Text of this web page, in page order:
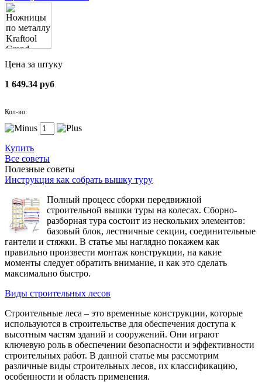
Цена за штуку
1 649.34 руб
Кол-во:
Купить
Все советы
Полезные советы
Инструкция как собрать вышку туру
Полный процесс сборки передвижной
строительной вышки туры на колесах. Сборно-
разборная тура состоит из нескольких элементов:
базовый блок, лестничные секции, соединительные
гантели и стяжки. В статье мы наглядно покажем как
правильно произвести монтаж конструкции, на какие
моменты следует обратить внимание, и как это сделать
максимально быстро.
Виды строительных лесов
Строительные леса – это временные конструкции, которые
используются в строительстве для обеспечения доступа к
высотным частям зданий и сооружений. Они играют
ключевую роль в обеспечении безопасности и эффективности
строительных работ. В данной статье мы рассмотрим
различные виды строительных лесов, их классификацию,
особенности и область применения.